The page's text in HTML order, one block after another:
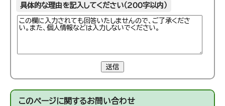
具体的な理由を記入してください（200字以内）
送信
このページに関するお問い合わせ